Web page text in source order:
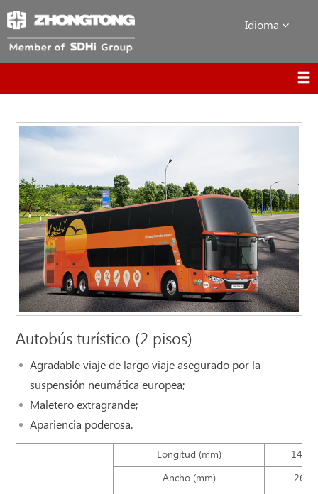
Idioma
Autobús turístico (2 pisos)
Agradable viaje de largo viaje asegurado por la
suspensión neumática europea;
Maletero extragrande;
Apariencia poderosa.
Longitud (mm)
Ancho (mm)
2600